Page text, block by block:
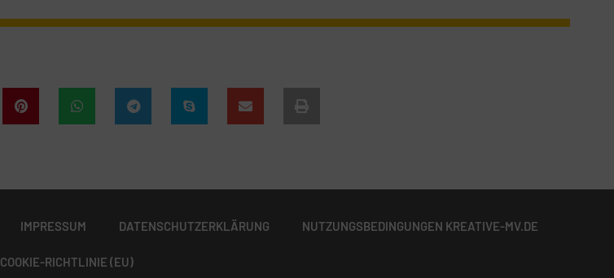
IMPRESSUM DATENSCHUTZERKLÄRUNG NUTZUNGSBEDINGUNGEN KREATIVE-MV.DE
COOKIE-RICHTLINIE (EU)